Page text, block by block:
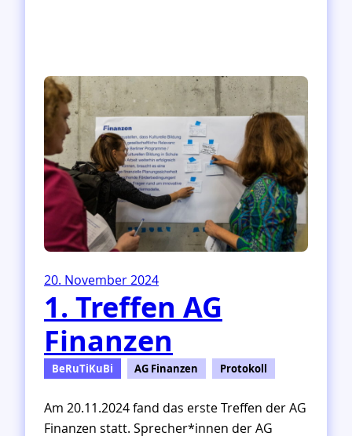
f
e
A
G
t
r
u
20. November 2024
1. Treffen AG
Finanzen
BeRuTiKuBi AG Finanzen Protokoll
Am 20.11.2024 fand das erste Treffen der AG
Finanzen statt. Sprecher*innen der AG